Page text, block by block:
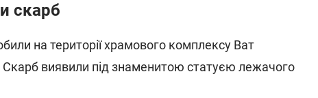
скарб
на території храмового комплексу Ват
виявили під знаменитою статуєю лежачого